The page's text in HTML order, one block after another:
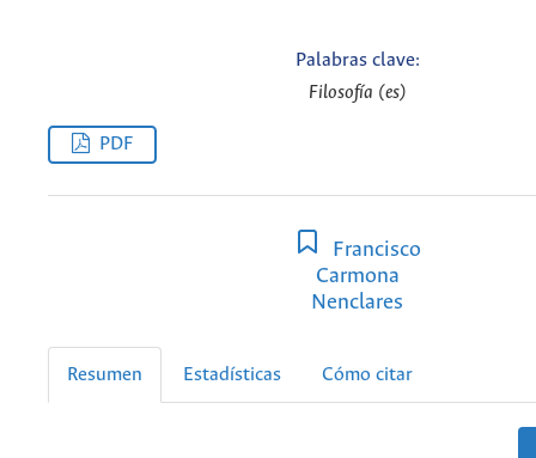
Palabras clave:
Filosofía (es)
PDF
Francisco
Carmona
Nenclares
Resumen Estadísticas Cómo citar